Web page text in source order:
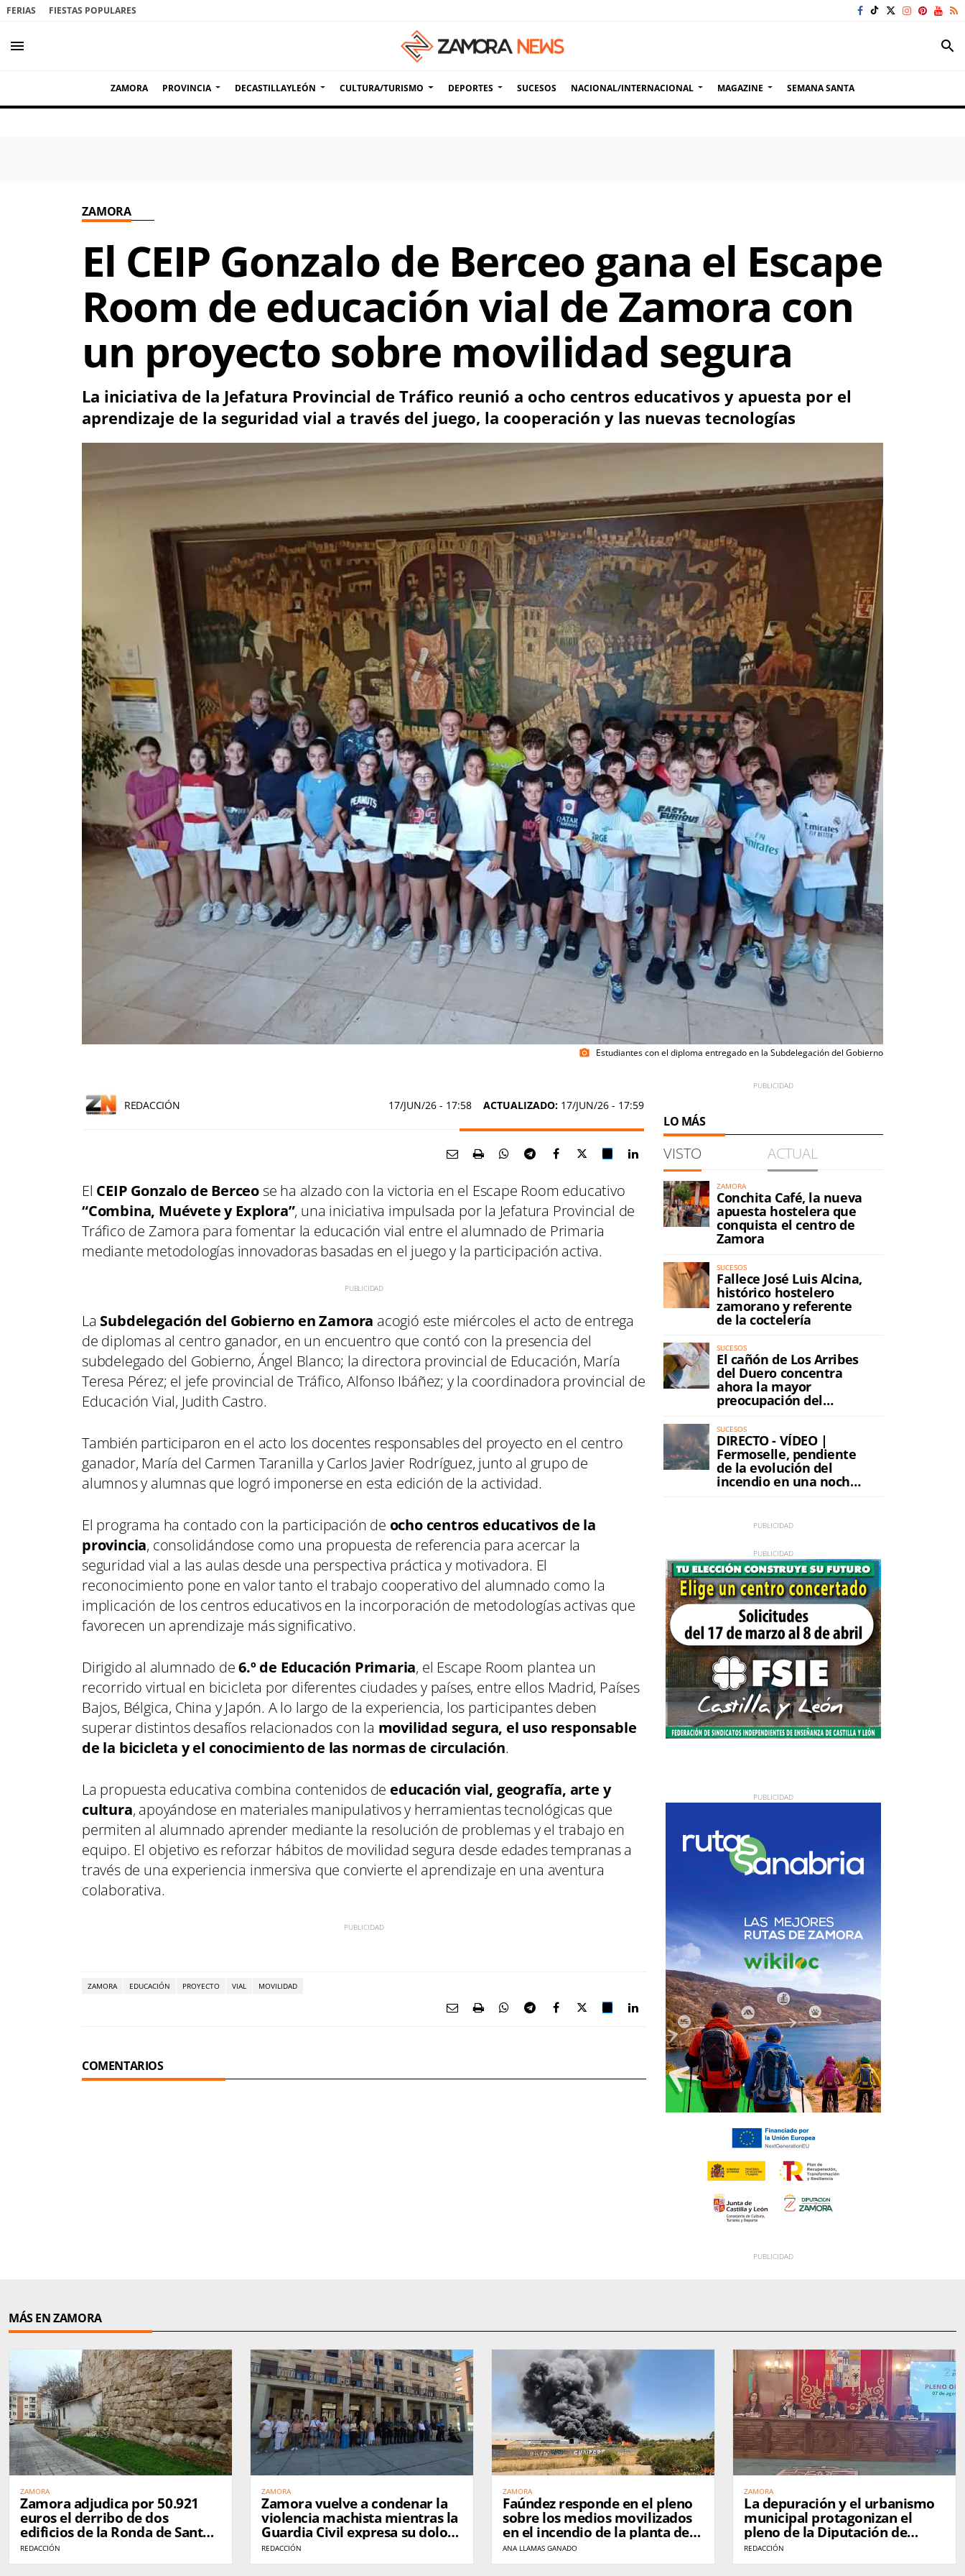
FERIAS FIESTAS POPULARES
menu search
ZAMORA PROVINCIA DECASTILLAYLEÓN CULTURA/TURISMO DEPORTES SUCESOS NACIONAL/INTERNACIONAL MAGAZINE SEMANA SANTA
ZAMORA
El CEIP Gonzalo de Berceo gana el Escape
Room de educación vial de Zamora con
un proyecto sobre movilidad segura
La iniciativa de la Jefatura Provincial de Tráfico reunió a ocho centros educativos y apuesta por el
aprendizaje de la seguridad vial a través del juego, la cooperación y las nuevas tecnologías
photo_camera Estudiantes con el diploma entregado en la Subdelegación del Gobierno
REDACCIÓN 17/JUN/26 - 17:58 ACTUALIZADO: 17/JUN/26 - 17:59
El CEIP Gonzalo de Berceo se ha alzado con la victoria en el Escape Room educativo
“Combina, Muévete y Explora”, una iniciativa impulsada por la Jefatura Provincial de
Tráfico de Zamora para fomentar la educación vial entre el alumnado de Primaria
mediante metodologías innovadoras basadas en el juego y la participación activa.
La Subdelegación del Gobierno en Zamora acogió este miércoles el acto de entrega
de diplomas al centro ganador, en un encuentro que contó con la presencia del
subdelegado del Gobierno, Ángel Blanco; la directora provincial de Educación, María
Teresa Pérez; el jefe provincial de Tráfico, Alfonso Ibáñez; y la coordinadora provincial de
Educación Vial, Judith Castro.
También participaron en el acto los docentes responsables del proyecto en el centro
ganador, María del Carmen Taranilla y Carlos Javier Rodríguez, junto al grupo de
alumnos y alumnas que logró imponerse en esta edición de la actividad.
El programa ha contado con la participación de ocho centros educativos de la
provincia, consolidándose como una propuesta de referencia para acercar la
seguridad vial a las aulas desde una perspectiva práctica y motivadora. El
reconocimiento pone en valor tanto el trabajo cooperativo del alumnado como la
implicación de los centros educativos en la incorporación de metodologías activas que
favorecen un aprendizaje más significativo.
Dirigido al alumnado de6.º de Educación Primaria, el Escape Room plantea un
recorrido virtual en bicicleta por diferentes ciudades y países, entre ellos Madrid, Países
Bajos, Bélgica, China y Japón. A lo largo de la experiencia, los participantes deben
superar distintos desafíos relacionados con la movilidad segura, el uso responsable
de la bicicleta y el conocimiento de las normas de circulación.
La propuesta educativa combina contenidos de educación vial, geografía, arte y
cultura, apoyándose en materiales manipulativos y herramientas tecnológicas que
permiten al alumnado aprender mediante la resolución de problemas y el trabajo en
equipo. El objetivo es reforzar hábitos de movilidad segura desde edades tempranas a
través de una experiencia inmersiva que convierte el aprendizaje en una aventura
colaborativa.
ZAMORA EDUCACIÓN PROYECTO VIAL MOVILIDAD
COMENTARIOS
LO MÁS
VISTO ACTUAL
ZAMORA
Conchita Café, la nueva
apuesta hostelera que
conquista el centro de
Zamora
SUCESOS
Fallece José Luis Alcina,
histórico hostelero
zamorano y referente
de la coctelería
SUCESOS
El cañón de Los Arribes
del Duero concentra
ahora la mayor
preocupación del
incendio
SUCESOS
DIRECTO - VÍDEO |
Fermoselle, pendiente
de la evolución del
incendio en una noche
MÁS EN ZAMORA
ZAMORA
Zamora adjudica por 50.921
euros el derribo de dos
edificios de la Ronda de Santa
Ana para ampliar la muralla
liberada
REDACCIÓN
ZAMORA
Zamora vuelve a condenar la
violencia machista mientras la
Guardia Civil expresa su dolor
por el asesinato de una
compañera
REDACCIÓN
ZAMORA
Faúndez responde en el pleno
sobre los medios movilizados
en el incendio de la planta de
residuos de Roales
ANA LLAMAS GANADO
ZAMORA
La depuración y el urbanismo
municipal protagonizan el
pleno de la Diputación de
Zamora
REDACCIÓN